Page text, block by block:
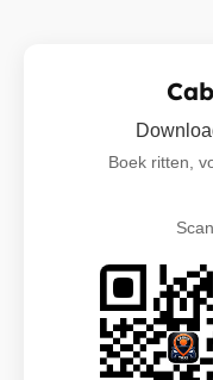
Boek ritten,